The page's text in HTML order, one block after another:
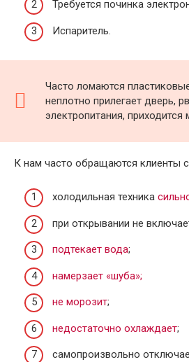
Требуется починка
Испаритель.
Часто ломаются
неплотно прилегает дверь,
электропитания, приходится
К нам часто обращаются клиенты
холодильная техника
при открывании не
подтекает вода;
намерзает «шуба»;
не морозит;
недостаточно охлаждает;
самопроизвольно